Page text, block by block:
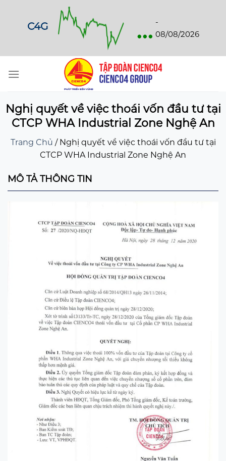
C4G ... -
08/08/2026
Nghị quyết về việc thoái vốn đầu tư tại
CTCP WHA Industrial Zone Nghệ An
Trang Chủ / Nghị quyết về việc thoái vốn đầu tư tại
CTCP WHA Industrial Zone Nghệ An
MÔ TẢ THÔNG TIN